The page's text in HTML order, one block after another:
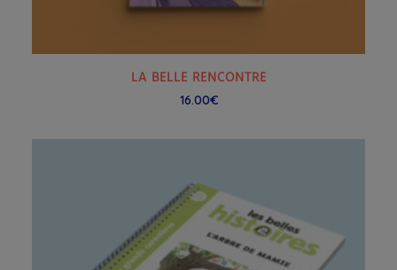
AJOUTER AU PANIER
LA BELLE RENCONTRE
16.00€